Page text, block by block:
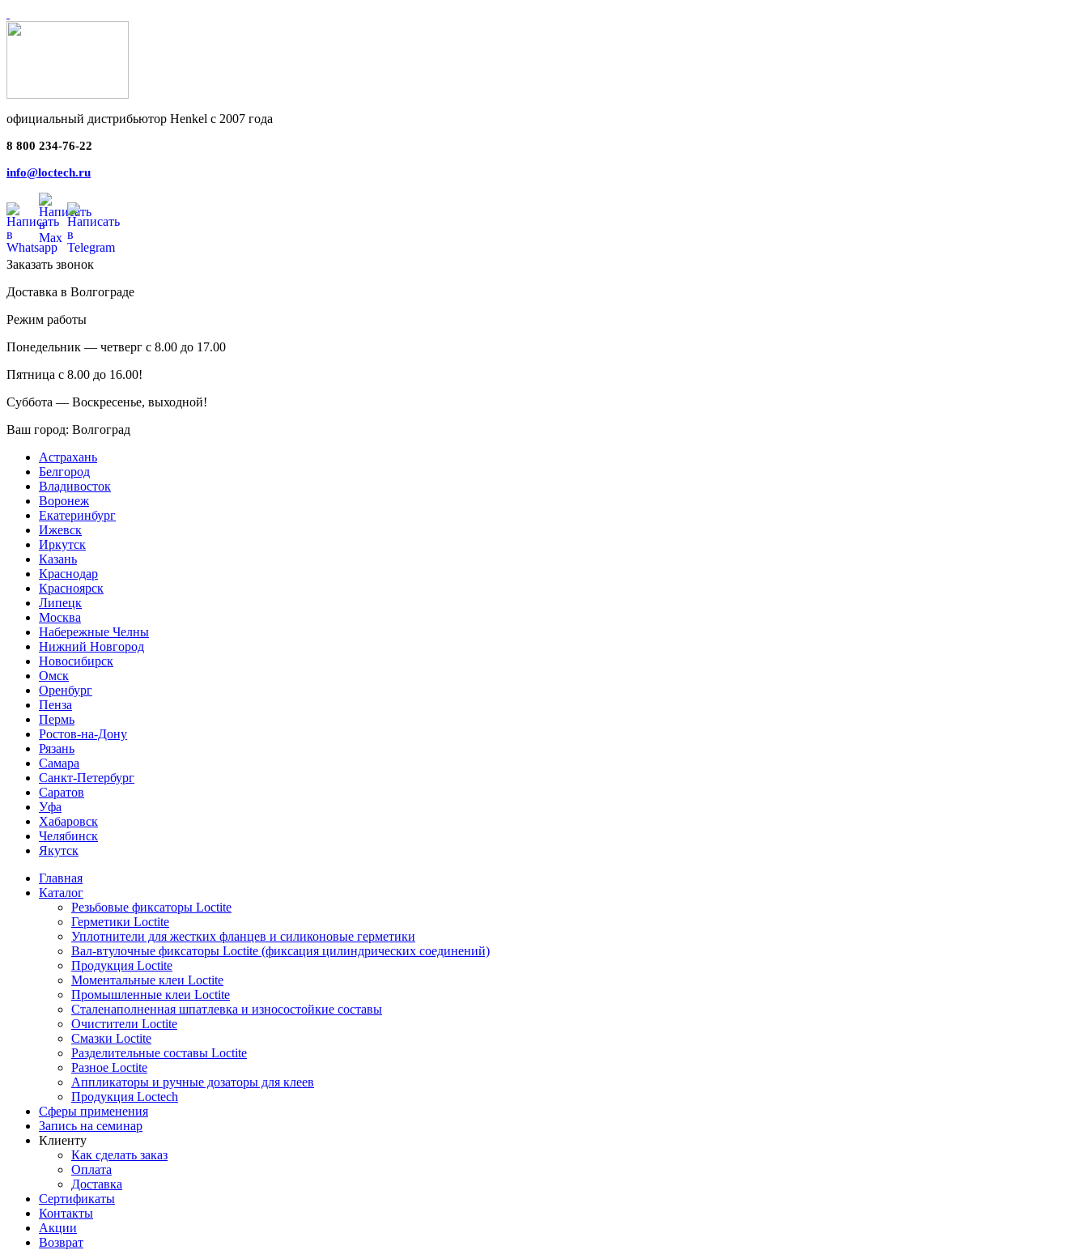
официальный дистрибьютор Henkel с 2007 года
8 800 234-76-22
info@loctech.ru
Заказать звонок
Доставка в Волгограде
Режим работы
Понедельник — четверг с 8.00 до 17.00
Пятница с 8.00 до 16.00!
Суббота — Воскресенье, выходной!
Ваш город: Волгоград
Астрахань
Белгород
Владивосток
Воронеж
Екатеринбург
Ижевск
Иркутск
Казань
Краснодар
Красноярск
Липецк
Москва
Набережные Челны
Нижний Новгород
Новосибирск
Омск
Оренбург
Пенза
Пермь
Ростов-на-Дону
Рязань
Самара
Санкт-Петербург
Саратов
Уфа
Хабаровск
Челябинск
Якутск
Главная
Каталог
Резьбовые фиксаторы Loctite
Герметики Loctite
Уплотнители для жестких фланцев и силиконовые герметики
Вал-втулочные фиксаторы Loctite (фиксация цилиндрических соединений)
Продукция Loctite
Моментальные клеи Loctite
Промышленные клеи Loctite
Сталенаполненная шпатлевка и износостойкие составы
Очистители Loctite
Смазки Loctite
Разделительные составы Loctite
Разное Loctite
Аппликаторы и ручные дозаторы для клеев
Продукция Loctech
Сферы применения
Запись на семинар
Клиенту
Как сделать заказ
Оплата
Доставка
Сертификаты
Контакты
Акции
Возврат